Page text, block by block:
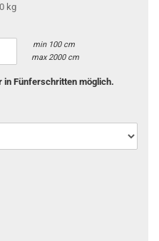
kg
min 100 cm
max 2000 cm
in Fünferschritten möglich.